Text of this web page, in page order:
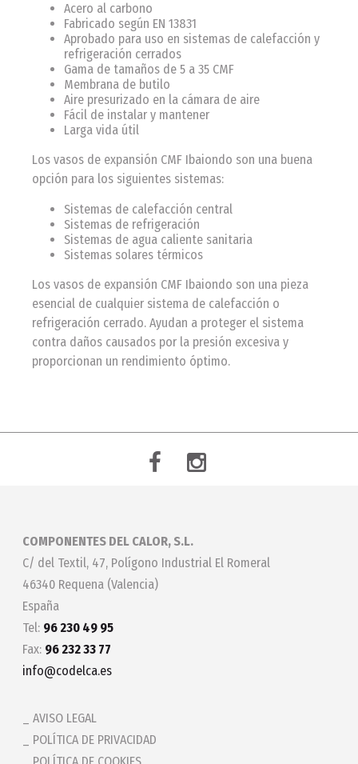
Acero al carbono
Fabricado según EN 13831
Aprobado para uso en sistemas de calefacción y
refrigeración cerrados
Gama de tamaños de 5 a 35 CMF
Membrana de butilo
Aire presurizado en la cámara de aire
Fácil de instalar y mantener
Larga vida útil
Los vasos de expansión CMF Ibaiondo son una buena
opción para los siguientes sistemas:
Sistemas de calefacción central
Sistemas de refrigeración
Sistemas de agua caliente sanitaria
Sistemas solares térmicos
Los vasos de expansión CMF Ibaiondo son una pieza
esencial de cualquier sistema de calefacción o
refrigeración cerrado. Ayudan a proteger el sistema
contra daños causados por la presión excesiva y
proporcionan un rendimiento óptimo.
COMPONENTES DEL CALOR, S.L.
C/ del Textil, 47, Polígono Industrial El Romeral
46340 Requena (Valencia)
España
Tel: 96 230 49 95
Fax: 96 232 33 77
info@codelca.es
AVISO LEGAL
POLÍTICA DE PRIVACIDAD